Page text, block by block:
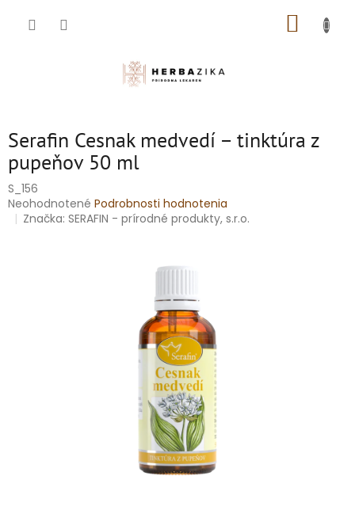
Serafin Cesnak medvedí – tinktúra z
pupeňov 50 ml
S_156
Priemerné
hodnotenie
Neohodnotené Podrobnosti hodnotenia
Značka:SERAFIN - prírodné produkty, s.r.o.